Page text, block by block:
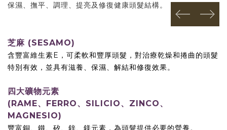
保濕、撫平、調理、提亮及修復健康頭髮結構。
prev next
芝麻 (SESAMO)
含豐富維生素E，可柔軟和豐厚頭髮，對治療乾燥和捲曲的頭髮
特別有效，並具有滋養、保濕、解結和修復效果。
四大礦物元素
(RAME、FERRO、SILICIO、 ZINCO、
MAGNESIO)
豐富銅、鐵、矽、鋅、鎂元素，為頭髮提供必要的營養。